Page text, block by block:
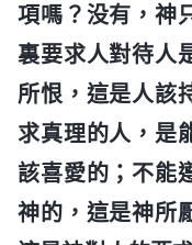
項嗎？没有，神
裏要求人對待人
所恨，這是人該
求真理的人，是
該喜愛的；不能
神的，這是神所